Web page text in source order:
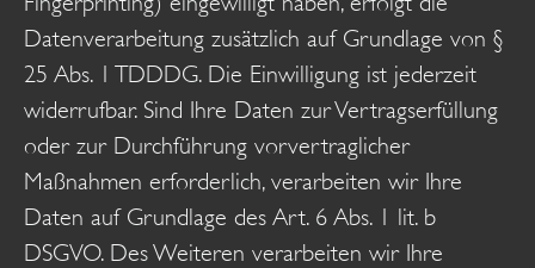
Datenverarbeitung zusätzlich auf Grundlage von §
25 Abs. 1 TDDDG. Die Einwilligung ist jederzeit
widerrufbar. Sind Ihre Daten zur Vertragserfüllung
oder zur Durchführung vorvertraglicher
Maßnahmen erforderlich, verarbeiten wir Ihre
Daten auf Grundlage des Art. 6 Abs. 1 lit. b
DSGVO. Des Weiteren verarbeiten wir Ihre